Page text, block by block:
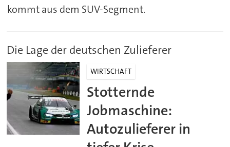
kommt aus dem SUV-Segment.
Die Lage der deutschen Zulieferer
WIRTSCHAFT
Stotternde
Jobmaschine:
Autozulieferer in